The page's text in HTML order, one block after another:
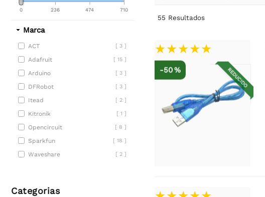
0 710
236 474
Marca
ACT [ 3 ]
Adafruit [ 15 ]
Arduino [ 3 ]
DFRobot [ 3 ]
Itead [ 2 ]
Kitronik [ 1 ]
Opencircuit [ 8 ]
Sparkfun [ 18 ]
Waveshare [ 2 ]
Categorias
55 Resultados
REDUCIDO
-50 %